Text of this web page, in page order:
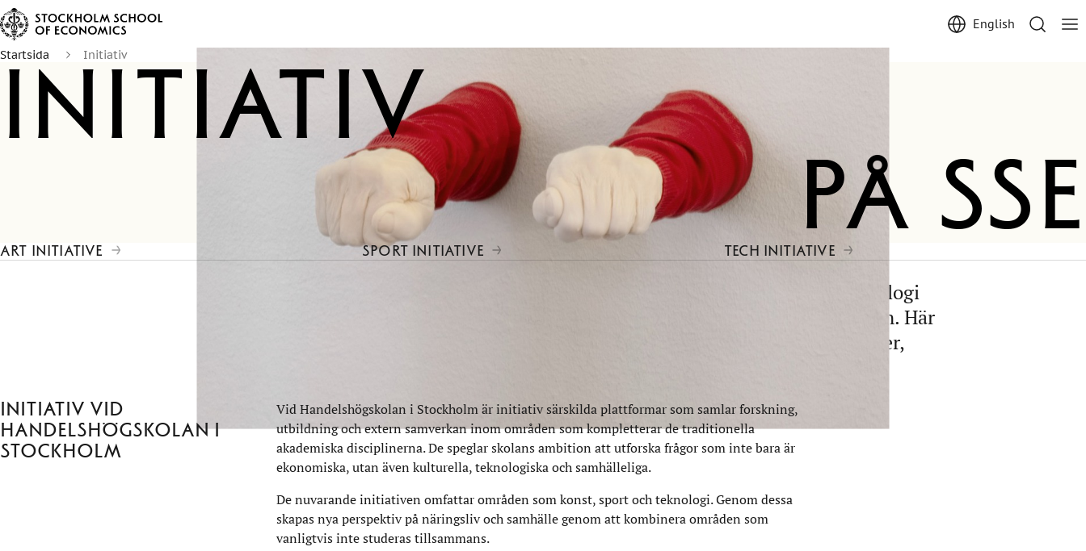
English
Startsida Initiativ
Initiativ
på SSE
ART INITIATIVE SPORT INITIATIVE TECH INITIATIVE
Initiativ vid Handelshögskolan i Stockholm inom konst, sport och teknologi
för samman forskning, utbildning och samverkan inom utvalda områden. Här
möts studenter, forskare och samarbetspartners för att utforska nya idéer,
Initiativ vid
Handelshögskolan i
Stockholm
Vid Handelshögskolan i Stockholm är initiativ särskilda plattformar som samlar forskning,
utbildning och extern samverkan inom områden som kompletterar de traditionella
akademiska disciplinerna. De speglar skolans ambition att utforska frågor som inte bara är
ekonomiska, utan även kulturella, teknologiska och samhälleliga.
De nuvarande initiativen omfattar områden som konst, sport och teknologi. Genom dessa
skapas nya perspektiv på näringsliv och samhälle genom att kombinera områden som
vanligtvis inte studeras tillsammans.